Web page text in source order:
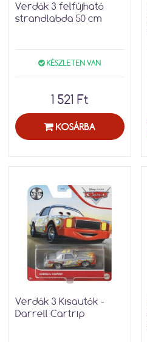
Verdák 3 felfújható
strandlabda 50 cm
KÉSZLETEN VAN
1 521 Ft
KOSÁRBA
Verdák 3 Kisautók -
Darrell Cartrip